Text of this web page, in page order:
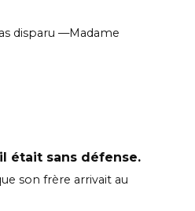
disparu —Madame
était sans défense.
son frère arrivait au